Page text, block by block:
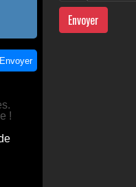
Envoyer